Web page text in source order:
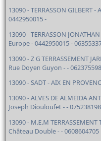
13090 - TERRASSON GILBERT
0442950015 -
13090 - TERRASSON
Europe - 0442950015 -
13090 - Z G TERRASSEMENT
Rue Doyen Guyon - -
13090 - SADT - AIX EN
13090 - ALVES DE ALMEIDA
Joseph Diouloufet - -
13090 - M.E.M
Château Double - - 0608604705